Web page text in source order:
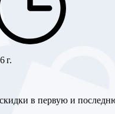
г.
в первую и